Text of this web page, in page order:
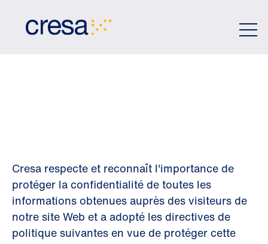
Cresa respecte et reconnaît l'importance de
protéger la confidentialité de toutes les
informations obtenues auprès des visiteurs de
notre site Web et a adopté les directives de
politique suivantes en vue de protéger cette